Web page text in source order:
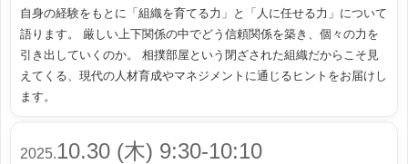
自身の経験をもとに「組織を育てる力」と「人に任せる力」について
語ります。 厳しい上下関係の中でどう信頼関係を築き、個々の力を
引き出していくのか。 相撲部屋という閉ざされた組織だからこそ見
えてくる、現代の人材育成やマネジメントに通じるヒントをお届けし
ます。
2025.10.30 (木) 9:30-10:10